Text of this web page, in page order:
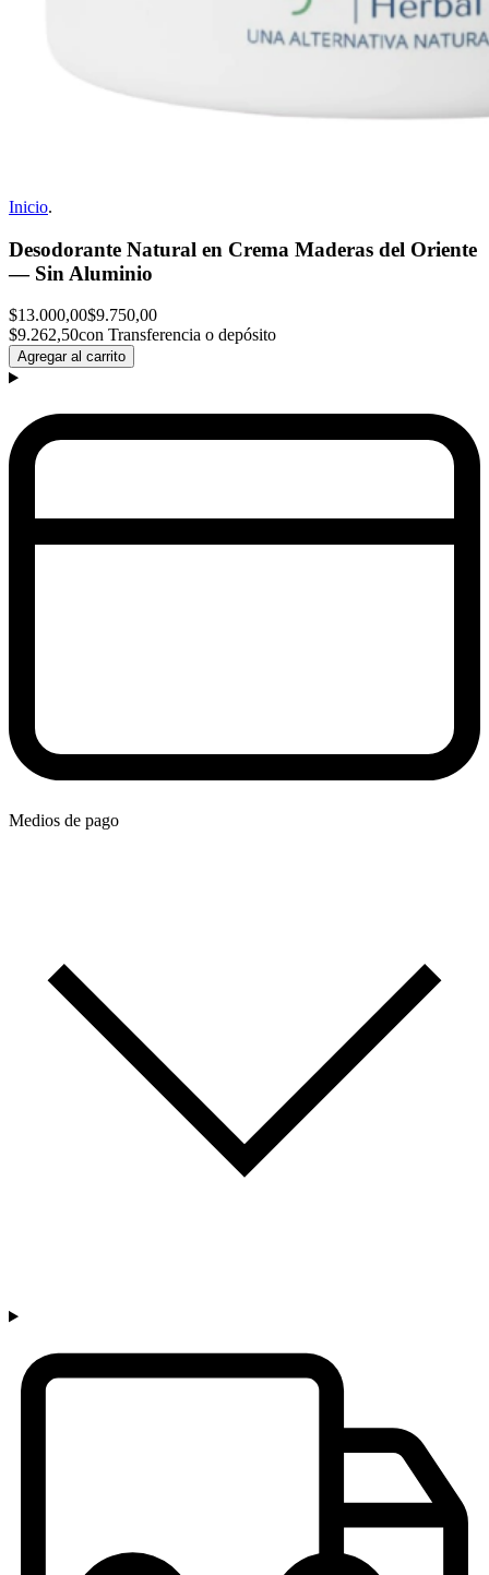
Inicio.
Desodorante Natural en Crema Maderas del Oriente
— Sin Aluminio
$13.000,00$9.750,00
$9.262,50con Transferencia o depósito
Agregar al carrito
Medios de pago